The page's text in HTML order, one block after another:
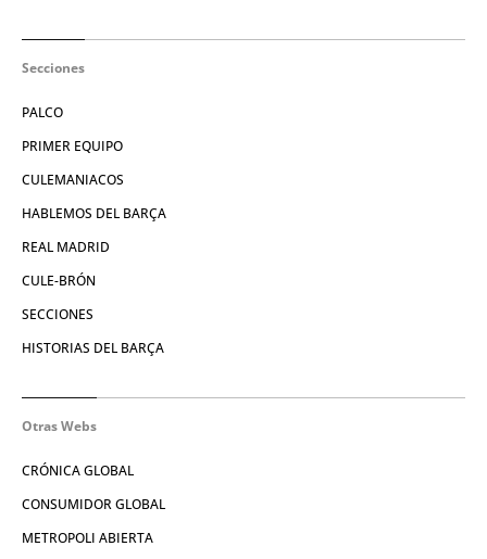
Secciones
PALCO
PRIMER EQUIPO
CULEMANIACOS
HABLEMOS DEL BARÇA
REAL MADRID
CULE-BRÓN
SECCIONES
HISTORIAS DEL BARÇA
Otras Webs
CRÓNICA GLOBAL
CONSUMIDOR GLOBAL
METROPOLI ABIERTA